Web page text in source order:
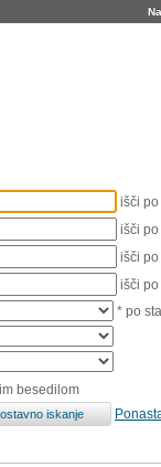
išči po
išči po
išči po
išči po
* po
besedilom